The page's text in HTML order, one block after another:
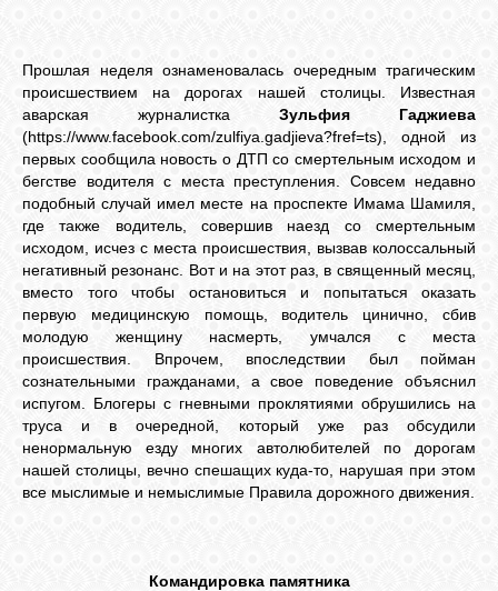
Прошлая неделя ознаменовалась очередным трагическим
происшествием на дорогах нашей столицы. Известная
аварская журналистка Зульфия Гаджиева
(https://www.facebook.com/zulfiya.gadjieva?fref=ts), одной из
первых сообщила новость о ДТП со смертельным исходом и
бегстве водителя с места преступления. Совсем недавно
подобный случай имел месте на проспекте Имама Шамиля,
где также водитель, совершив наезд со смертельным
исходом, исчез с места происшествия, вызвав колоссальный
негативный резонанс. Вот и на этот раз, в священный месяц,
вместо того чтобы остановиться и попытаться оказать
первую медицинскую помощь, водитель цинично, сбив
молодую женщину насмерть, умчался с места
происшествия. Впрочем, впоследствии был пойман
сознательными гражданами, а свое поведение объяснил
испугом. Блогеры с гневными проклятиями обрушились на
труса и в очередной, который уже раз обсудили
ненормальную езду многих автолюбителей по дорогам
нашей столицы, вечно спешащих куда-то, нарушая при этом
все мыслимые и немыслимые Правила дорожного движения.
Командировка памятника